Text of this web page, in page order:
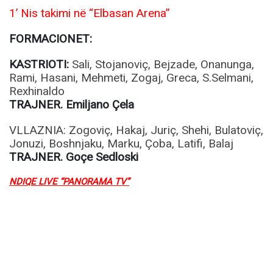
1’ Nis takimi në “Elbasan Arena”
FORMACIONET:
KASTRIOTI: Sali, Stojanoviç, Bejzade, Onanunga,
Rami, Hasani, Mehmeti, Zogaj, Greca, S.Selmani,
Rexhinaldo
TRAJNER. Emiljano Çela
VLLAZNIA: Zogoviç, Hakaj, Juriç, Shehi, Bulatoviç,
Jonuzi, Boshnjaku, Marku, Çoba, Latifi, Balaj
TRAJNER. Goçe Sedloski
NDIQE LIVE “PANORAMA TV”